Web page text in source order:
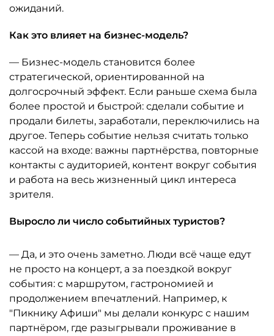
ожиданий.
Как это влияет на бизнес-модель?
— Бизнес-модель становится более
стратегической, ориентированной на
долгосрочный эффект. Если раньше схема была
более простой и быстрой: сделали событие и
продали билеты, заработали, переключились на
другое. Теперь событие нельзя считать только
кассой на входе: важны партнёрства, повторные
контакты с аудиторией, контент вокруг события
и работа на весь жизненный цикл интереса
зрителя.
Выросло ли число событийных туристов?
— Да, и это очень заметно. Люди всё чаще едут
не просто на концерт, а за поездкой вокруг
события: с маршрутом, гастрономией и
продолжением впечатлений. Например, к
"Пикнику Афиши" мы делали конкурс с нашим
партнёром, где разыгрывали проживание в